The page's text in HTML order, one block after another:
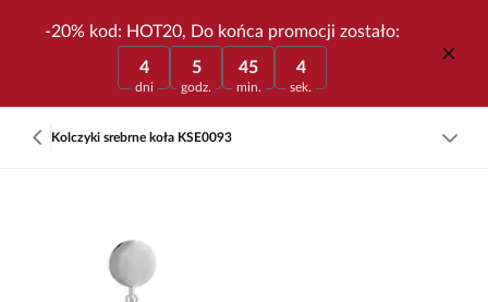
-20% kod: HOT20, Do końca promocji zostało:
4
dni
5
godz.
45
min.
4
sek.
Kolczyki srebrne koła KSE0093